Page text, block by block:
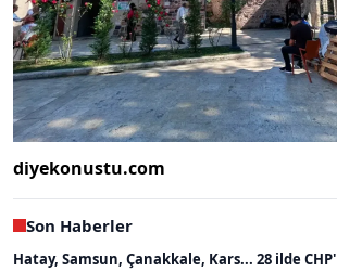
diyekonustu.com
Son Haberler
Hatay, Samsun, Çanakkale, Kars... 28 ilde